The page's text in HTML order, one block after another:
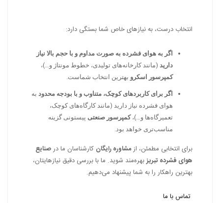
انتخاب درست، به نیازهای خاص شما بستگی دارد:
اگر به هوای فشرده به صورت مداوم و با حجم بالا نیاز
دارید (مانند کارخانه‌های تولیدی، خطوط مونتاژ و…)،
کمپرسور اسکرو بهترین انتخاب شماست.
اگر برای کاربردهای کوچک، متناوب و با بودجه محدود به
هوای فشرده نیاز دارید (مانند کارگاه‌های کوچک،
تعمیرگاه‌ها و…)،کمپرسور صنعتی پیستونی گزینه
مناسب‌تری خواهد بود.
برای انتخابی مطمئن، ازمشاوره رایگان کارشناسان ما درصنایع
هوای فشرده تبریزبهره‌مند شوید. ما با بررسی دقیق نیازهایتان،
بهترین راهکار را به شما پیشنهاد می‌دهیم.
تماس با ما